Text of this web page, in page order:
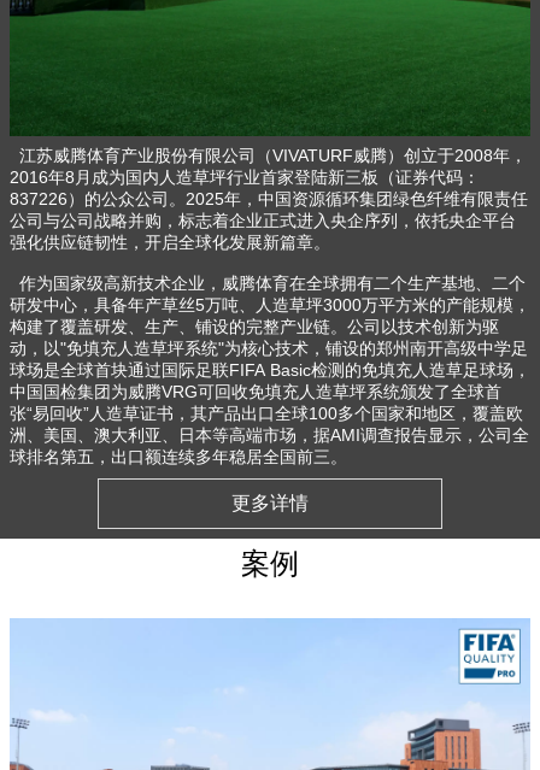
江苏威腾体育产业股份有限公司（VIVATURF威腾）创立于2008年，
2016年8月成为国内人造草坪行业首家登陆新三板（证券代码：
837226）的公众公司。2025年，中国资源循环集团绿色纤维有限责任
公司与公司战略并购，标志着企业正式进入央企序列，依托央企平台
强化供应链韧性，开启全球化发展新篇章。
作为国家级高新技术企业，威腾体育在全球拥有二个生产基地、二个
研发中心，具备年产草丝5万吨、人造草坪3000万平方米的产能规模，
构建了覆盖研发、生产、铺设的完整产业链。公司以技术创新为驱
动，以"免填充人造草坪系统"为核心技术，铺设的郑州南开高级中学足
球场是全球首块通过国际足联FIFA Basic检测的免填充人造草足球场，
中国国检集团为威腾VRG可回收免填充人造草坪系统颁发了全球首
张“易回收”人造草证书，其产品出口全球100多个国家和地区，覆盖欧
洲、美国、澳大利亚、日本等高端市场，据AMI调查报告显示，公司全
球排名第五，出口额连续多年稳居全国前三。
更多详情
案例